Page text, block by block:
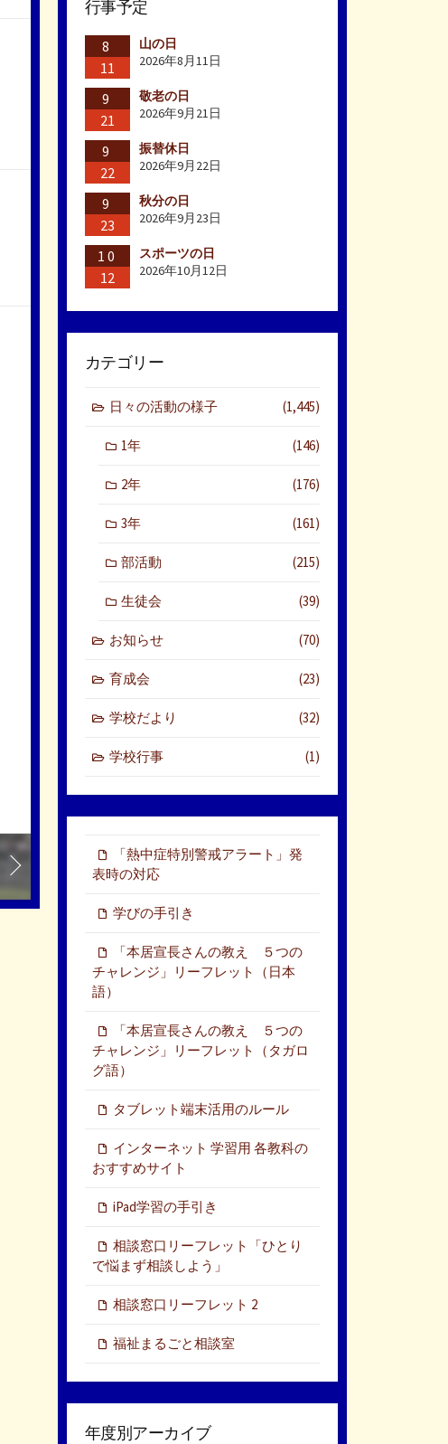
行事予定
8
11
山の日
2026年8月11日
9
21
敬老の日
2026年9月21日
9
22
振替休日
2026年9月22日
9
23
秋分の日
2026年9月23日
10
12
スポーツの日
2026年10月12日
カテゴリー
日々の活動の様子 (1,445)
1年 (146)
2年 (176)
3年 (161)
部活動 (215)
生徒会 (39)
お知らせ (70)
育成会 (23)
学校だより (32)
学校行事 (1)
「熱中症特別警戒アラート」発
表時の対応
学びの手引き
「本居宣長さんの教え ５つの
チャレンジ」リーフレット（日本
語）
「本居宣長さんの教え ５つの
チャレンジ」リーフレット（タガロ
グ語）
タブレット端末活用のルール
インターネット 学習用 各教科の
おすすめサイト
iPad学習の手引き
相談窓口リーフレット「ひとり
で悩まず相談しよう」
相談窓口リーフレット 2
福祉まるごと相談室
年度別アーカイブ